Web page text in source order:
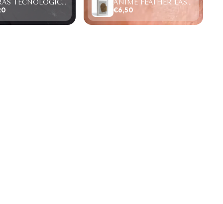
FIBRAS TECNOLÓGICAS “TOP PESTAÑAS” W LASHES 4D,SAMPLE SIZE (4 FILAS) ANIME FEATHER LASHES PREMADE FANS (12 FILAS).
€6,50